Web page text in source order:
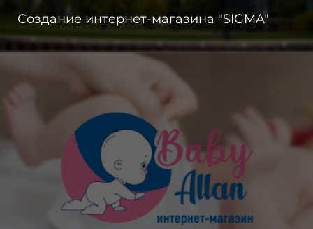
Создание интернет-магазина "SIGMA"